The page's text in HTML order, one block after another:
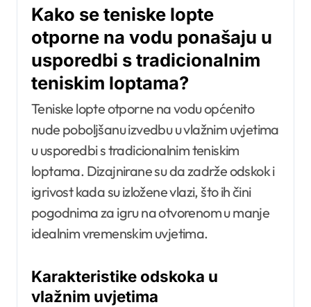
Kako se teniske lopte
otporne na vodu ponašaju u
usporedbi s tradicionalnim
teniskim loptama?
Teniske lopte otporne na vodu općenito
nude poboljšanu izvedbu u vlažnim uvjetima
u usporedbi s tradicionalnim teniskim
loptama. Dizajnirane su da zadrže odskok i
igrivost kada su izložene vlazi, što ih čini
pogodnima za igru na otvorenom u manje
idealnim vremenskim uvjetima.
Karakteristike odskoka u
vlažnim uvjetima